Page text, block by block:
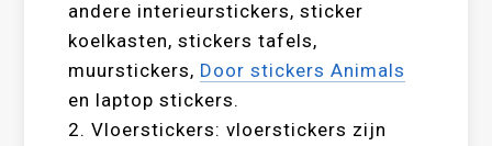
andere interieurstickers, sticker
koelkasten, stickers tafels,
muurstickers, Door stickers Animals
en laptop stickers.
2. Vloerstickers: vloerstickers zijn